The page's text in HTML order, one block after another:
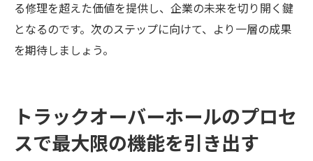
る修理を超えた価値を提供し、企業の未来を切り開く鍵
となるのです。次のステップに向けて、より一層の成果
を期待しましょう。
トラックオーバーホールのプロセ
スで最大限の機能を引き出す